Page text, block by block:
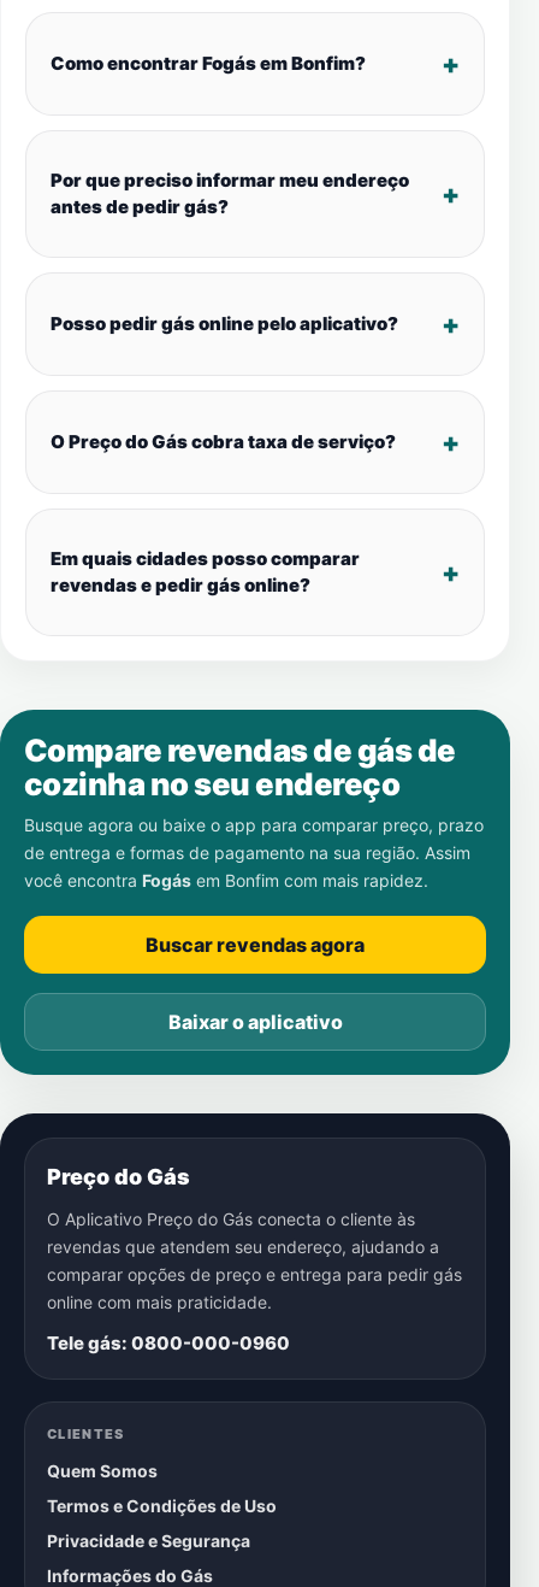
Como encontrar Fogás em Bonfim?
Por que preciso informar meu endereço
antes de pedir gás?
Posso pedir gás online pelo aplicativo?
O Preço do Gás cobra taxa de serviço?
Em quais cidades posso comparar
revendas e pedir gás online?
Compare revendas de gás de
cozinha no seu endereço
Busque agora ou baixe o app para comparar preço, prazo
de entrega e formas de pagamento na sua região. Assim
você encontra Fogás em Bonfim com mais rapidez.
Buscar revendas agora
Baixar o aplicativo
Preço do Gás
O Aplicativo Preço do Gás conecta o cliente às
revendas que atendem seu endereço, ajudando a
comparar opções de preço e entrega para pedir gás
online com mais praticidade.
Tele gás: 0800-000-0960
CLIENTES
Quem Somos
Termos e Condições de Uso
Privacidade e Segurança
Informações do Gás